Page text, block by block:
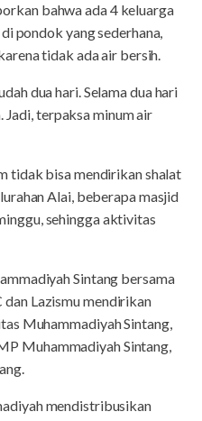
bahwa ada 4 keluarga
pondok yang sederhana,
tidak ada air bersih.
dua hari. Selama dua hari
Jadi, terpaksa minum air
tidak bisa mendirikan shalat
Alai, beberapa masjid
sehingga aktivitas
Sintang bersama
Lazismu mendirikan
Muhammadiyah Sintang,
Muhammadiyah Sintang,
mendistribusikan